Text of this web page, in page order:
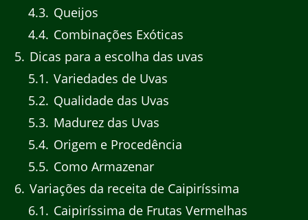
4.3 Queijos
4.4 Combinações Exóticas
5 Dicas para a escolha das uvas
5.1
Variedades de Uvas
5.2 Qualidade das Uvas
5.3 Madurez das Uvas
5.4 Origem e Procedência
5.5 Como Armazenar
6 Variações da receita de Caipiríssima
6.1
Caipiríssima de Frutas Vermelhas